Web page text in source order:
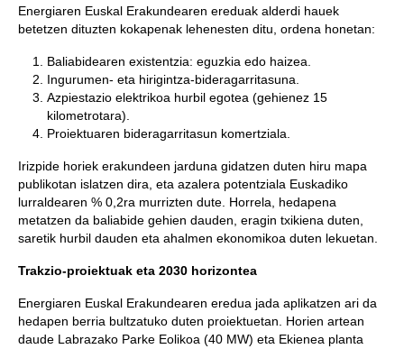
Energiaren Euskal Erakundearen ereduak alderdi hauek
betetzen dituzten kokapenak lehenesten ditu, ordena honetan:
Baliabidearen existentzia: eguzkia edo haizea.
Ingurumen- eta hirigintza-bideragarritasuna.
Azpiestazio elektrikoa hurbil egotea (gehienez 15
kilometrotara).
Proiektuaren bideragarritasun komertziala.
Irizpide horiek erakundeen jarduna gidatzen duten hiru mapa
publikotan islatzen dira, eta azalera potentziala Euskadiko
lurraldearen % 0,2ra murrizten dute. Horrela, hedapena
metatzen da baliabide gehien dauden, eragin txikiena duten,
saretik hurbil dauden eta ahalmen ekonomikoa duten lekuetan.
Trakzio-proiektuak eta 2030 horizontea
Energiaren Euskal Erakundearen eredua jada aplikatzen ari da
hedapen berria bultzatuko duten proiektuetan. Horien artean
daude Labrazako Parke Eolikoa (40 MW) eta Ekienea planta